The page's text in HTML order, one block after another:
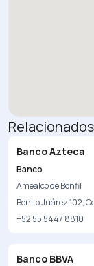
Relacionados
Banco Azteca
Banco
Amealco de Bonfil
Benito Juárez 102,
+52 55 5447 8810
Banco BBVA